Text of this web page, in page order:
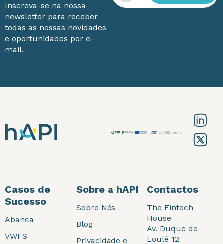
Inscreva-se na nossa
newsletter para receber
todas as nossas novidades
e oportunidades por e-
mail.
Casos de
Sucesso
Abanca
VWFS
Sobre a hAPI
Sobre Nós
Blog
Privacidade e
Contactos
The Fintech
House
Av. Duque de
Loulé 12